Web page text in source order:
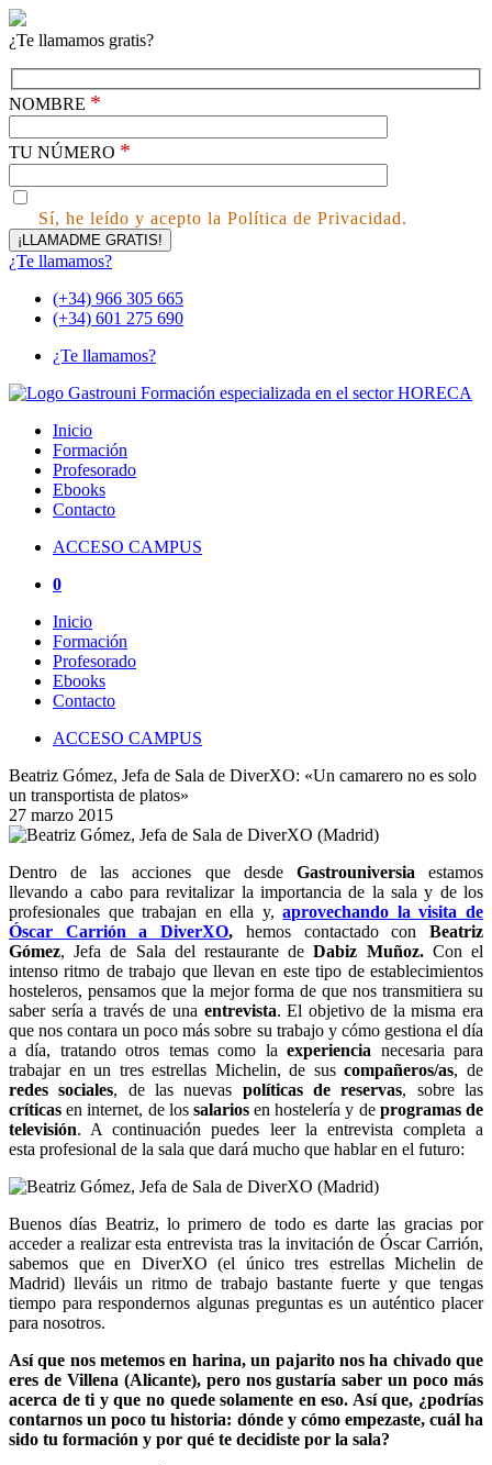
¿Te llamamos gratis?
NOMBRE *
TU NÚMERO *
Sí, he leído y acepto la Política de Privacidad.
¿Te llamamos?
(+34) 966 305 665
(+34) 601 275 690
¿Te llamamos?
Inicio
Formación
Profesorado
Ebooks
Contacto
ACCESO CAMPUS
0
Inicio
Formación
Profesorado
Ebooks
Contacto
ACCESO CAMPUS
Beatriz Gómez, Jefa de Sala de DiverXO: «Un camarero no es solo
un transportista de platos»
27 marzo 2015
Dentro de las acciones que desde Gastrouniversia estamos
llevando a cabo para revitalizar la importancia de la sala y de los
profesionales que trabajan en ella y,aprovechando la visita de
Óscar Carrión a DiverXO, hemos contactado conBeatriz
Gómez, Jefa de Sala del restaurante deDabiz Muñoz. Con el
intenso ritmo de trabajo que llevan en este tipo de establecimientos
hosteleros, pensamos que la mejor forma de que nos transmitiera su
saber sería a través de una entrevista. El objetivo de la misma era
que nos contara un poco más sobre su trabajo y cómo gestiona el día
a día, tratando otros temas como laexperiencia necesaria para
trabajar en un tres estrellas Michelin, de suscompañeros/as, de
redes sociales, de las nuevas políticas de reservas, sobre las
críticas en internet, de los salariosen hostelería y de programas de
televisión. A continuación puedes leer la entrevista completa a
esta profesional de la sala que dará mucho que hablar en el futuro:
Buenos días Beatriz, lo primero de todo es darte las gracias por
acceder a realizar esta entrevista tras la invitación de Óscar Carrión,
sabemos que en DiverXO (el único tres estrellas Michelin de
Madrid) lleváis un ritmo de trabajo bastante fuerte y que tengas
tiempo para respondernos algunas preguntas es un auténtico placer
para nosotros.
Así que nos metemos en harina, un pajarito nos ha chivado que
eres de Villena (Alicante), pero nos gustaría saber un poco más
acerca de ti y que no quede solamente en eso. Así que, ¿podrías
contarnos un poco tu historia: dónde y cómo empezaste, cuál ha
sido tu formación y por qué te decidiste por la sala?